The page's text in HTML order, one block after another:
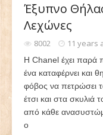
Έξυπνο
Λεχώνες
8002 11 years
Η Chanel έχει παρά
ένα καταφέρνει και
φόβος να πετρώσει
έτσι και στα σκυλιά
από κάθε
ο